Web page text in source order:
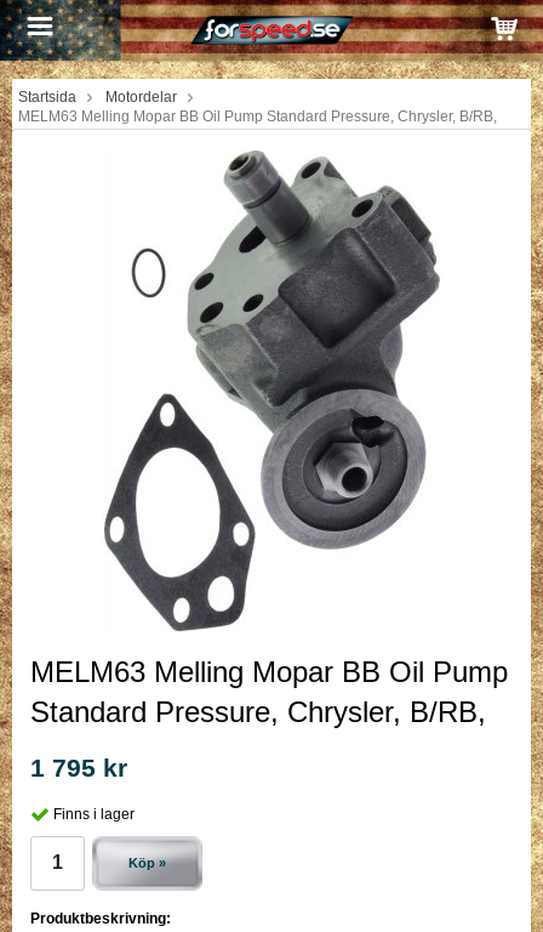
Startsida
Motordelar
MELM63 Melling Mopar BB Oil Pump Standard Pressure, Chrysler, B/RB,
MELM63 Melling Mopar BB Oil Pump
Standard Pressure, Chrysler, B/RB,
1 795 kr
Finns i lager
Köp »
Produktbeskrivning: